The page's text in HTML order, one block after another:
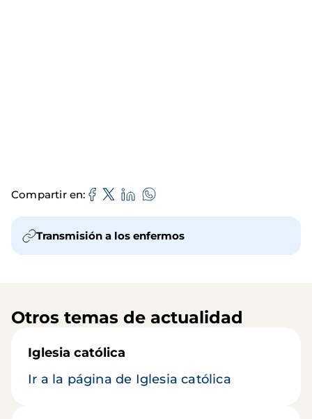
Compartir en
Transmisión a los enfermos
Otros temas de actualidad
Iglesia católica
Ir a la página de Iglesia católica